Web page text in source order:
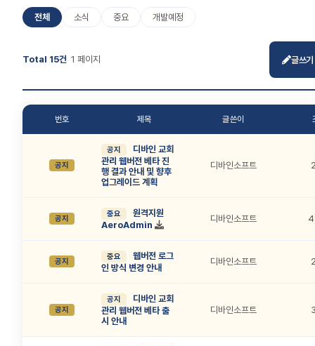
전체 소식 중요 개발예정
Total 15건 1 페이지 글쓰기
번호 제목 글쓴이
공지
공지
디바인 교회
관리 웹버전 베타 진
행 결과 안내 및 향후
업그레이드 계획
디바인소프트
공지
중요
원격지원
AeroAdmin
디바인소프트
공지
중요
웹버전 로그
인 방식 변경 안내
디바인소프트
공지
공지
디바인 교회
관리 웹버전 베타 출
시 안내
디바인소프트